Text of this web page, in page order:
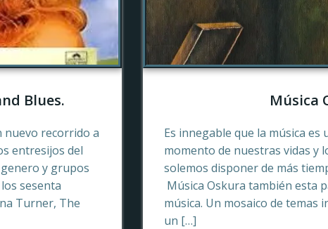
Blues.
nuevo recorrido a
entresijos del
y grupos
sesenta
Turner, The
Música
Es innegable que la música
momento de nuestras vidas y
solemos disponer de más
Música Oskura también esta
música. Un mosaico de temas
un […]